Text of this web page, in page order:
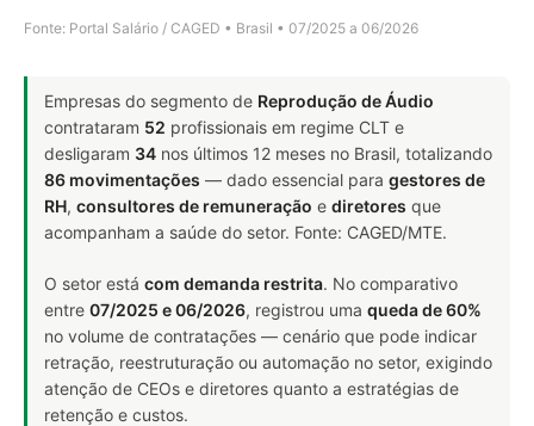
Fonte: Portal Salário / CAGED • Brasil • 07/2025 a 06/2026
Empresas do segmento de Reprodução de Áudio
contrataram 52 profissionais em regime CLT e
desligaram 34 nos últimos 12 meses no Brasil, totalizando
86 movimentações — dado essencial para gestores de
RH, consultores de remuneração e diretores que
acompanham a saúde do setor. Fonte: CAGED/MTE.
O setor está com demanda restrita. No comparativo
entre 07/2025 e 06/2026, registrou uma queda de 60%
no volume de contratações — cenário que pode indicar
retração, reestruturação ou automação no setor, exigindo
atenção de CEOs e diretores quanto a estratégias de
retenção e custos.